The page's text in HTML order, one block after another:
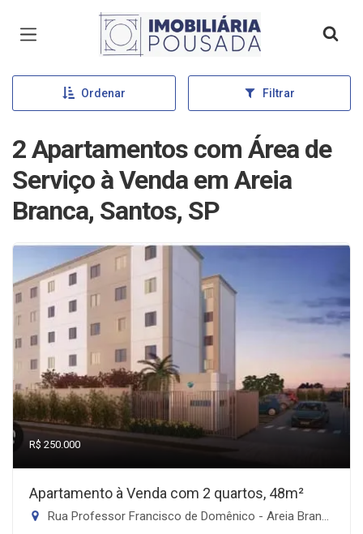
Página inicial
Ordenar Filtrar
2 Apartamentos com Área de
Serviço à Venda em Areia
Branca, Santos, SP
R$ 250.000
Apartamento à Venda com 2 quartos, 48m²
Rua Professor Francisco de Domênico - Areia Branca, Santos-SP